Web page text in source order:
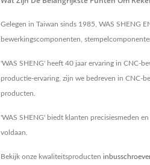
Gelegen in Taiwan sinds 1985, WAS SHENG
bewerkingscomponenten,
'WAS SHENG' heeft 40 jaar ervaring in CNC-
productie-ervaring, zijn we bedreven in CNC-
producten.
'WAS SHENG' biedt klanten precisiesmeden
voldaan.
Bekijk onze kwaliteitsproducten